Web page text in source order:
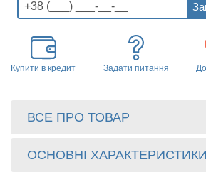
Купити в кредит Задати питання
ВСЕ ПРО ТОВАР
ОСНОВНІ ХАРАКТЕРИСТИКИ